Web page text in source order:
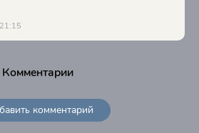
Комментарии
комментарий